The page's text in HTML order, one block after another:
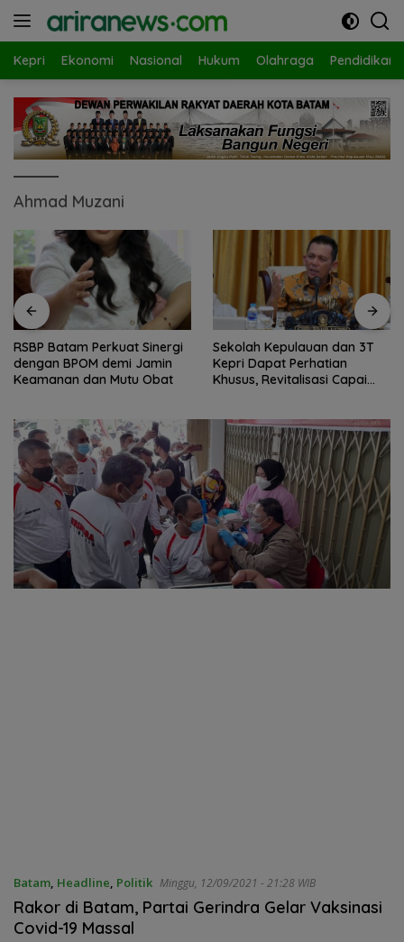
Kepri Ekonomi Nasional Hukum Olahraga Pendidikan
Ahmad Muzani
RSBP Batam Perkuat Sinergi
dengan BPOM demi Jamin
Keamanan dan Mutu Obat
Sekolah Kepulauan dan 3T
Kepri Dapat Perhatian
Khusus, Revitalisasi Capai
Batam, Headline, Politik Minggu, 12/09/2021 - 21:28 WIB
Rakor di Batam, Partai Gerindra Gelar Vaksinasi
Covid-19 Massal